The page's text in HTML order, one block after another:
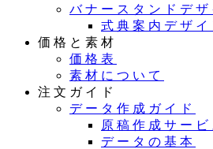
バナースタンドデザ
式典案内デザイ
価格と素材
価格表
素材について
注文ガイド
データ作成ガイド
原稿作成サービ
データの基本